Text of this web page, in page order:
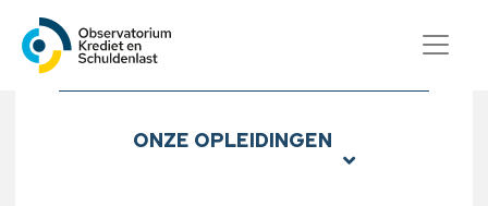
Observatorium Krediet en
Submenu
ONZE OPLEIDINGEN